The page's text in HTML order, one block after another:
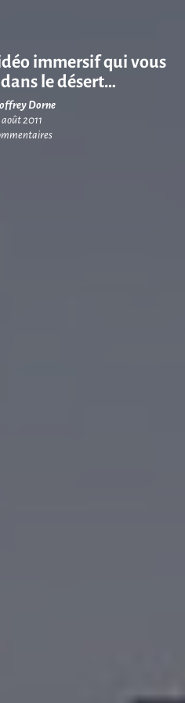
immersif qui vous
le désert…
Dorne
août 2011